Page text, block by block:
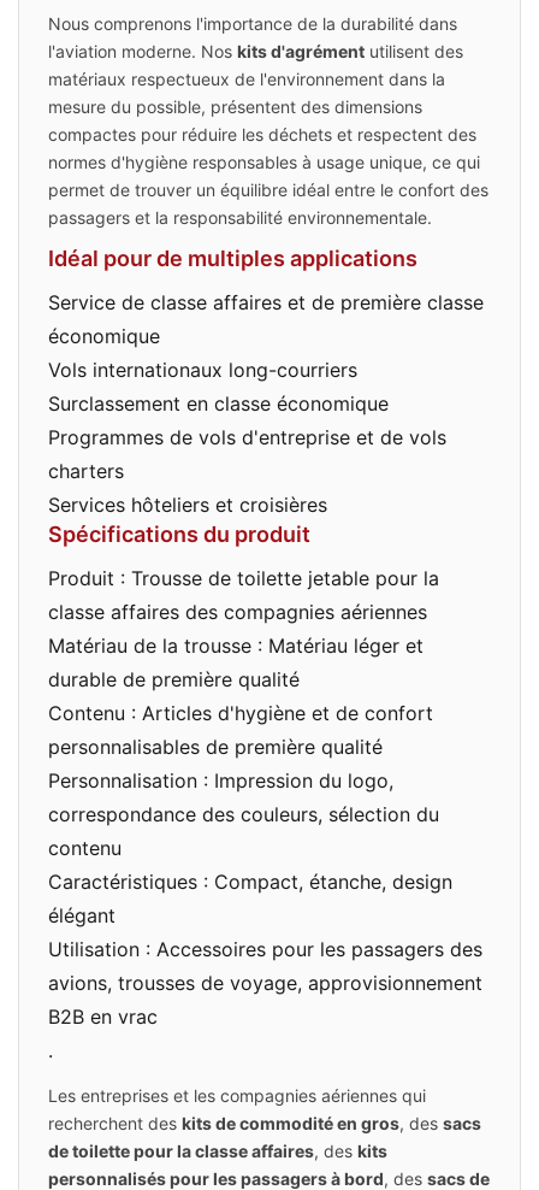
Nous comprenons l'importance de la durabilité dans
l'aviation moderne. Nos kits d'agrément utilisent des
matériaux respectueux de l'environnement dans la
mesure du possible, présentent des dimensions
compactes pour réduire les déchets et respectent des
normes d'hygiène responsables à usage unique, ce qui
permet de trouver un équilibre idéal entre le confort des
passagers et la responsabilité environnementale.
Idéal pour de multiples applications
Service de classe affaires et de première classe
économique
Vols internationaux long-courriers
Surclassement en classe économique
Programmes de vols d'entreprise et de vols
charters
Services hôteliers et croisières
Spécifications du produit
Produit : Trousse de toilette jetable pour la
classe affaires des compagnies aériennes
Matériau de la trousse : Matériau léger et
durable de première qualité
Contenu : Articles d'hygiène et de confort
personnalisables de première qualité
Personnalisation : Impression du logo,
correspondance des couleurs, sélection du
contenu
Caractéristiques : Compact, étanche, design
élégant
Utilisation : Accessoires pour les passagers des
avions, trousses de voyage, approvisionnement
B2B en vrac
.
Les entreprises et les compagnies aériennes qui
recherchent des kits de commodité en gros, des sacs
de toilette pour la classe affaires, des kits
personnalisés pour les passagers à bord, des sacs de